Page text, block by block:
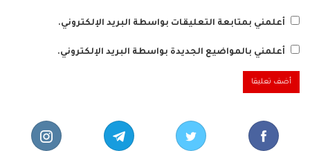
أعلمني بمتابعة التعليقات بواسطة البريد الإلكتروني.
أعلمني بالمواضيع الجديدة بواسطة البريد الإلكتروني.